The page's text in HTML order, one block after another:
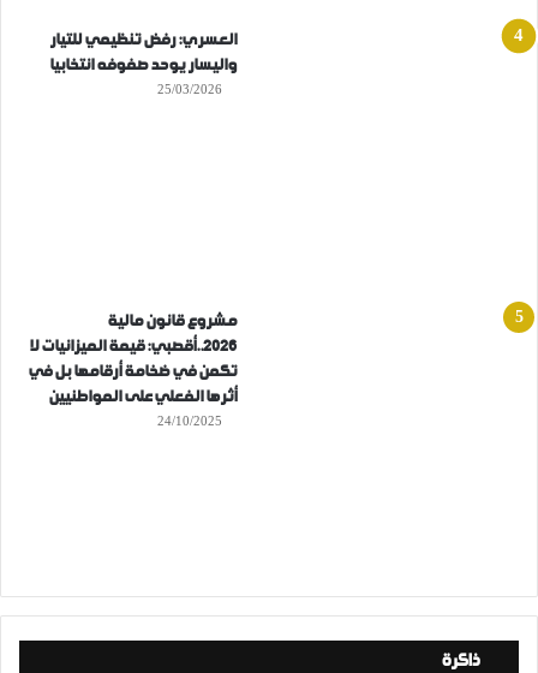
العسري: رفض تنظيمي للتيار
واليسار يوحد صفوفه انتخابيا
25/03/2026
مشروع قانون مالية
2026..أقصبي: قيمة الميزانيات لا
تكمن في ضخامة أرقامها بل في
أثرها الفعلي على المواطنيين
24/10/2025
ذاكرة